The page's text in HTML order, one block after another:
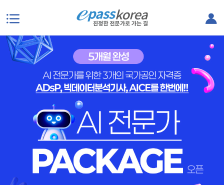
본문으로 바로가기